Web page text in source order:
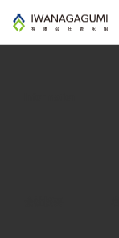
ふと食べた